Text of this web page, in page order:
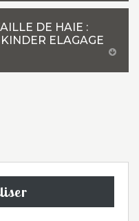
DE HAIE :
ELAGAGE